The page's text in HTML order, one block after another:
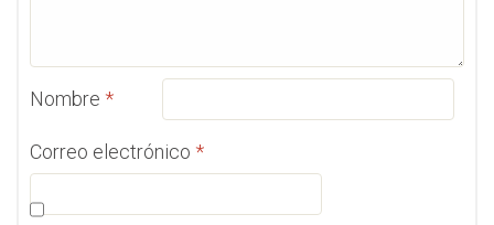
Nombre *
Correo electrónico *